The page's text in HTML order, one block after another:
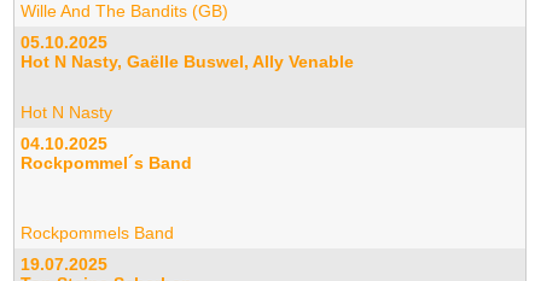
Wille And The Bandits (GB)
05.10.2025
Hot N Nasty, Gaëlle Buswel, Ally Venable
Hot N Nasty
04.10.2025
Rockpommel´s Band
Rockpommels Band
19.07.2025